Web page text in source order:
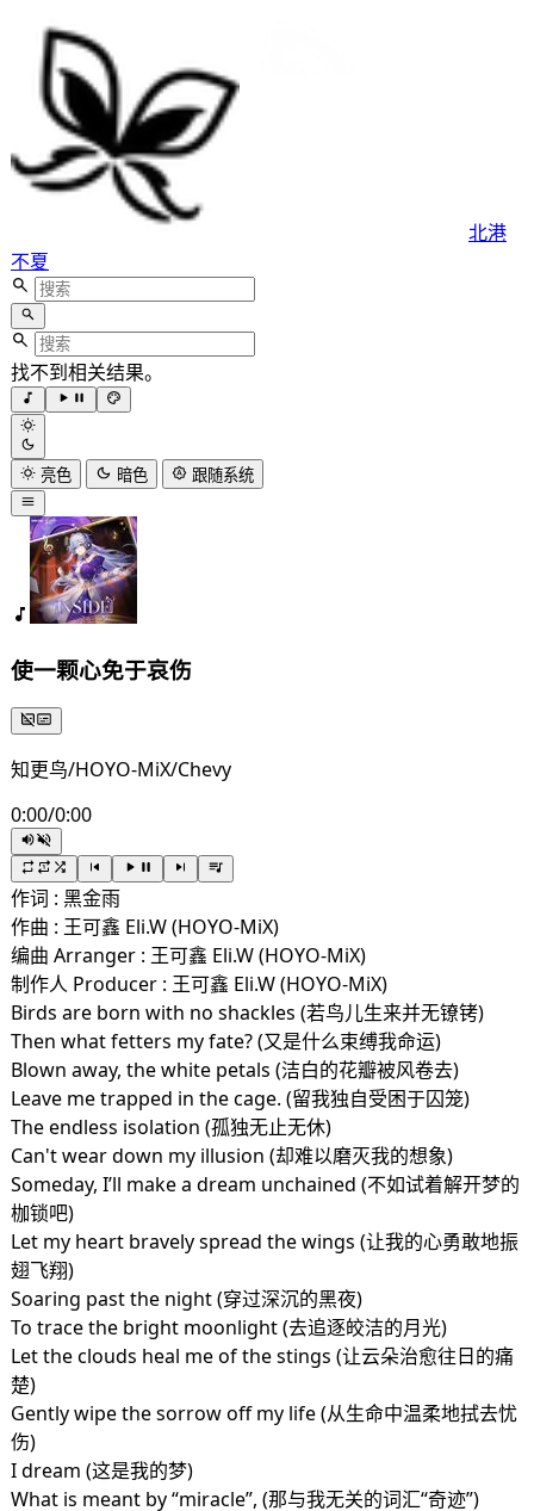
北港
不夏
找不到相关结果。
亮色 暗色 跟随系统
使一颗心免于哀伤
知更鸟/HOYO-MiX/Chevy
0:00/0:00
作词 : 黑金雨
作曲 : 王可鑫 Eli.W (HOYO-MiX)
编曲 Arranger : 王可鑫 Eli.W (HOYO-MiX)
制作人 Producer : 王可鑫 Eli.W (HOYO-MiX)
Birds are born with no shackles (若鸟儿生来并无镣铐)
Then what fetters my fate? (又是什么束缚我命运)
Blown away, the white petals (洁白的花瓣被风卷去)
Leave me trapped in the cage. (留我独自受困于囚笼)
The endless isolation (孤独无止无休)
Can't wear down my illusion (却难以磨灭我的想象)
Someday, I’ll make a dream unchained (不如试着解开梦的
枷锁吧)
Let my heart bravely spread the wings (让我的心勇敢地振
翅飞翔)
Soaring past the night (穿过深沉的黑夜)
To trace the bright moonlight (去追逐皎洁的月光)
Let the clouds heal me of the stings (让云朵治愈往日的痛
楚)
Gently wipe the sorrow off my life (从生命中温柔地拭去忧
伤)
I dream (这是我的梦)
What is meant by “miracle”, (那与我无关的词汇“奇迹”)